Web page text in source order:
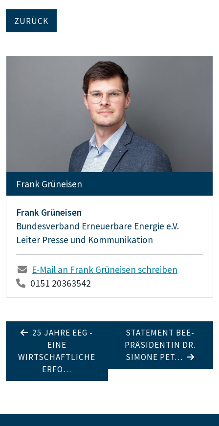
ZURÜCK
Frank Grüneisen
Frank Grüneisen
Bundesverband Erneuerbare Energie e.V.
Leiter Presse und Kommunikation
E-Mail an Frank Grüneisen schreiben
0151 20363542
25 JAHRE EEG -
EINE
WIRTSCHAFTLICHE
ERFO…
STATEMENT BEE-
PRÄSIDENTIN DR.
SIMONE PET…